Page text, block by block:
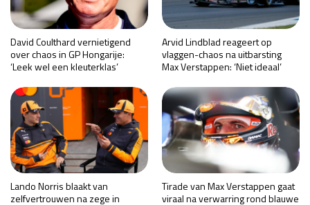
David Coulthard vernietigend
over chaos in GP Hongarije:
‘Leek wel een kleuterklas’
Arvid Lindblad reageert op
vlaggen-chaos na uitbarsting
Max Verstappen: ‘Niet ideaal’
Lando Norris blaakt van
zelfvertrouwen na zege in
Tirade van Max Verstappen gaat
viraal na verwarring rond blauwe